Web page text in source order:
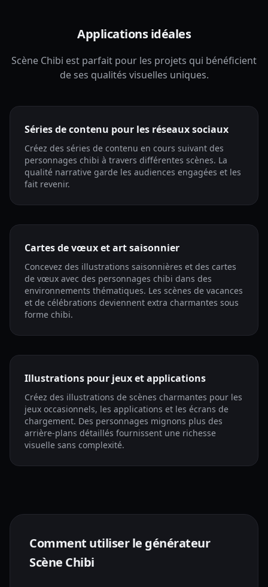
Applications idéales
Scène Chibi est parfait pour les projets qui bénéficient
de ses qualités visuelles uniques.
Séries de contenu pour les réseaux sociaux
Créez des séries de contenu en cours suivant des
personnages chibi à travers différentes scènes. La
qualité narrative garde les audiences engagées et les
fait revenir.
Cartes de vœux et art saisonnier
Concevez des illustrations saisonnières et des cartes
de vœux avec des personnages chibi dans des
environnements thématiques. Les scènes de vacances
et de célébrations deviennent extra charmantes sous
forme chibi.
Illustrations pour jeux et applications
Créez des illustrations de scènes charmantes pour les
jeux occasionnels, les applications et les écrans de
chargement. Des personnages mignons plus des
arrière-plans détaillés fournissent une richesse
visuelle sans complexité.
Comment utiliser le générateur
Scène Chibi